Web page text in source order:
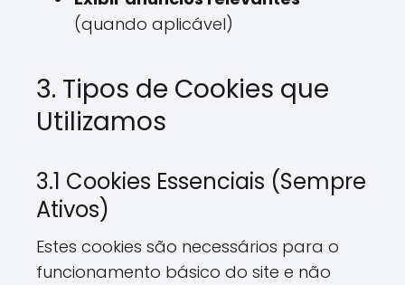
(quando aplicável)
3. Tipos de Cookies que
Utilizamos
3.1 Cookies Essenciais (Sempre
Ativos)
Estes cookies são necessários para o
funcionamento básico do site e não